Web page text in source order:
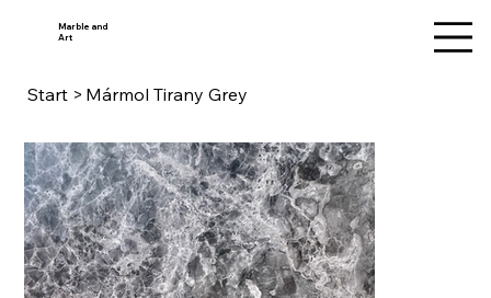
Marble and
Art
Start > Mármol Tirany Grey